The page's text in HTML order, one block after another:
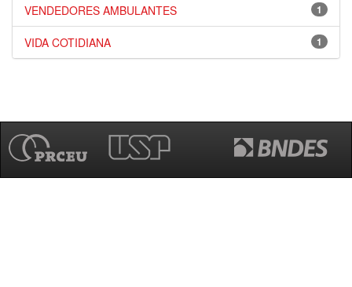
1
VENDEDORES AMBULANTES
1
VIDA COTIDIANA